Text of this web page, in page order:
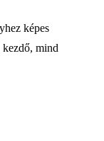
képes
mind